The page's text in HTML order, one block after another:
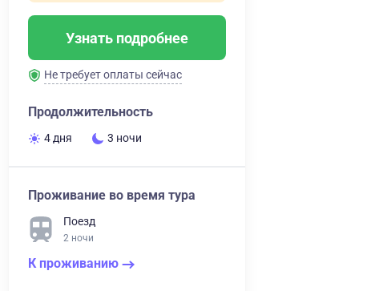
Узнать подробнее
Не требует оплаты сейчас
Продолжительность
4 дня 3 ночи
Проживание во время тура
Поезд
2 ночи
К проживанию